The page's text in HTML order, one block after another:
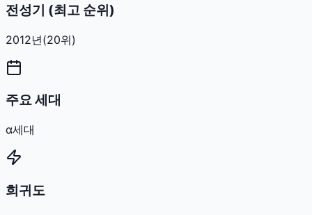
전성기 (최고 순위)
2012년(20위)
주요 세대
α세대
희귀도